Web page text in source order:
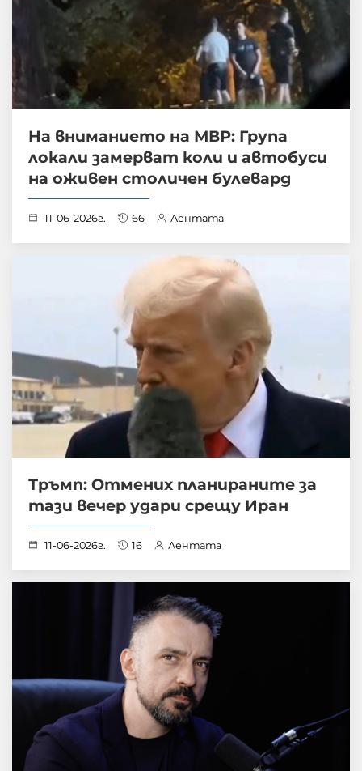
На вниманието на МВР: Група
локали замерват коли и автобуси
на оживен столичен булевард
11-06-2026г. 66 Лентата
Тръмп: Отмених планираните за
тази вечер удари срещу Иран
11-06-2026г. 16 Лентата